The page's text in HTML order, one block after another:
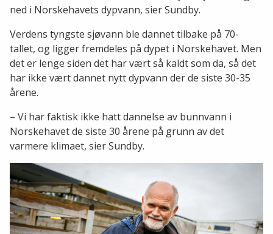
ned i Norskehavets dypvann, sier Sundby.
Verdens tyngste sjøvann ble dannet tilbake på 70-
tallet, og ligger fremdeles på dypet i Norskehavet. Men
det er lenge siden det har vært så kaldt som da, så det
har ikke vært dannet nytt dypvann der de siste 30-35
årene.
– Vi har faktisk ikke hatt dannelse av bunnvann i
Norskehavet de siste 30 årene på grunn av det
varmere klimaet, sier Sundby.